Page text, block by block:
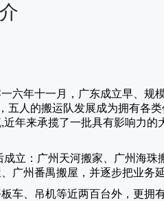
六年十一月，广东成立早、规
五人的搬运队发展成为拥有各
年来承揽了一批具有影响力
立：广州天河搬家、广州海珠
广州番禺搬屋，并逐步把业务
车、吊机等近两百台外，更拥